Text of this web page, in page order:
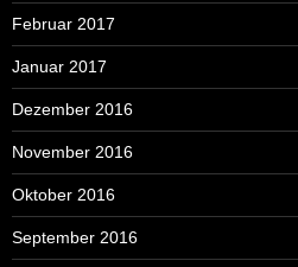
Februar 2017
Januar 2017
Dezember 2016
November 2016
Oktober 2016
September 2016